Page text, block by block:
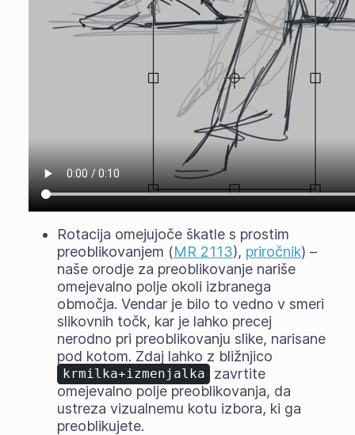
Rotacija omejujoče škatle s prostim
preoblikovanjem (MR 2113), priročnik) –
naše orodje za preoblikovanje nariše
omejevalno polje okoli izbranega
območja. Vendar je bilo to vedno v smeri
slikovnih točk, kar je lahko precej
nerodno pri preoblikovanju slike, narisane
pod kotom. Zdaj lahko z bližnjico
krmilka+izmenjalka
zavrtite
omejevalno polje preoblikovanja, da
ustreza vizualnemu kotu izbora, ki ga
preoblikujete.